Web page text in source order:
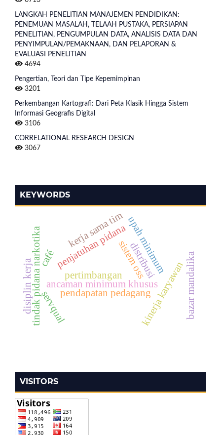
LANGKAH PENELITIAN MANAJEMEN PENDIDIKAN:
PENEMUAN MASALAH, TELAAH PUSTAKA, PERSIAPAN
PENELITIAN, PENGUMPULAN DATA, ANALISIS DATA DAN
PENYIMPULAN/PEMAKNAAN, DAN PELAPORAN &
EVALUASI PENELITIAN
4694
Pengertian, Teori dan Tipe Kepemimpinan
3201
Perkembangan Kartografi: Dari Peta Klasik Hingga Sistem
Informasi Geografis Digital
3106
CORRELATIONAL RESEARCH DESIGN
3067
KEYWORDS
penjatuhan pidana
ancaman minimum khusus
tindak pidana narkotika pertimbangan
disiplin kerja kinerja karyawan
sistem oss
upah minimum
bazar mandalika
pendapatan pedagang
kerja sama tim
servqual
café distribusi
VISITORS